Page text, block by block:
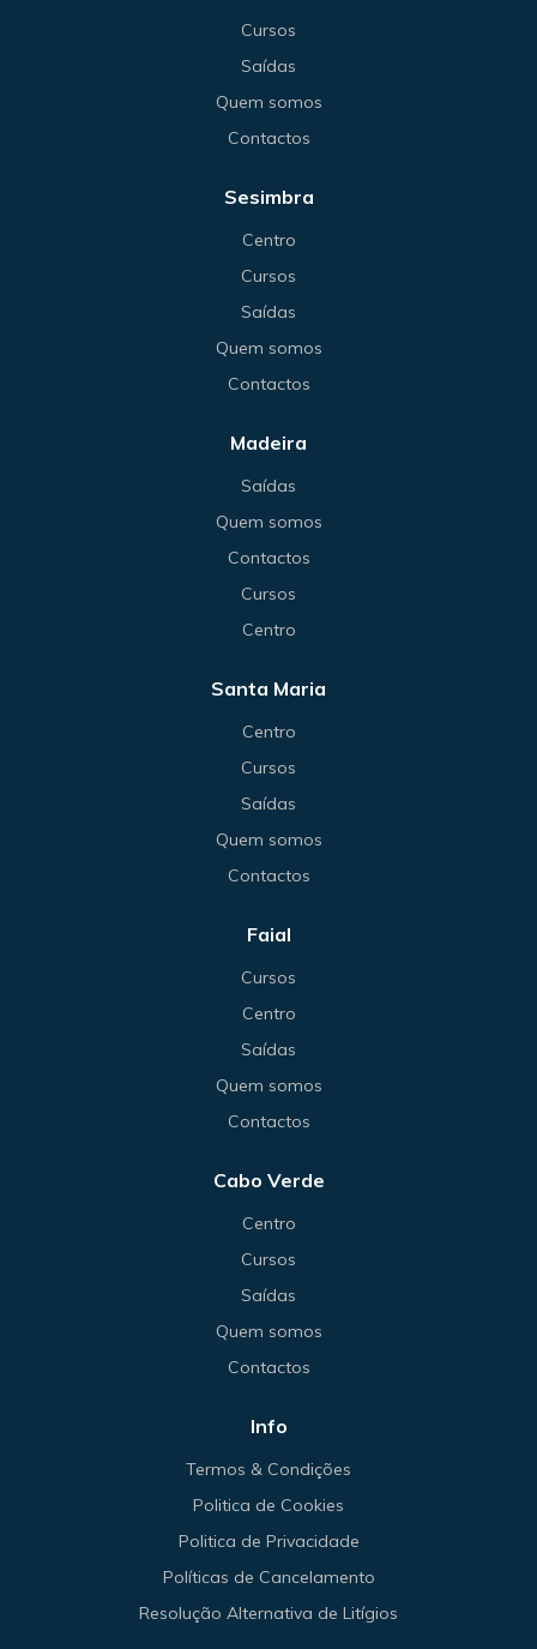
Cursos
Saídas
Quem somos
Contactos
Sesimbra
Centro
Cursos
Saídas
Quem somos
Contactos
Madeira
Saídas
Quem somos
Contactos
Cursos
Centro
Santa Maria
Centro
Cursos
Saídas
Quem somos
Contactos
Faial
Cursos
Centro
Saídas
Quem somos
Contactos
Cabo Verde
Centro
Cursos
Saídas
Quem somos
Contactos
Info
Termos & Condições
Politica de Cookies
Politica de Privacidade
Políticas de Cancelamento
Resolução Alternativa de Litígios